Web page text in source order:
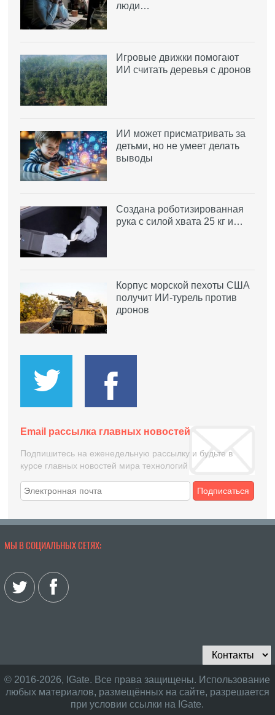
люди…
Игровые движки помогают
ИИ считать деревья с дронов
ИИ может присматривать за
детьми, но не умеет делать
выводы
Создана роботизированная
рука с силой хвата 25 кг и…
Корпус морской пехоты США
получит ИИ-турель против
дронов
Email рассылка главных новостей
Подпишитесь на еженедельную рассылку и будьте в
курсе главных новостей мира технологий
Подписаться
МЫ В СОЦИАЛЬНЫХ СЕТЯХ:
© 2016-2026, IGate. Все права защищены. Использование
любых материалов, размещённых на сайте, разрешается
при условии ссылки на IGate.